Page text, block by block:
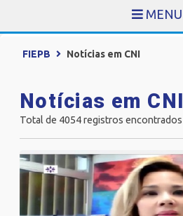
MENU
FIEPB Notícias em CNI
Notícias em CNI
Total de 4054 registros encontrados